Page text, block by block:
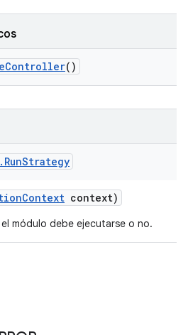
Controller()
. RunStrategy
Context context)
módulo debe ejecutarse o no.